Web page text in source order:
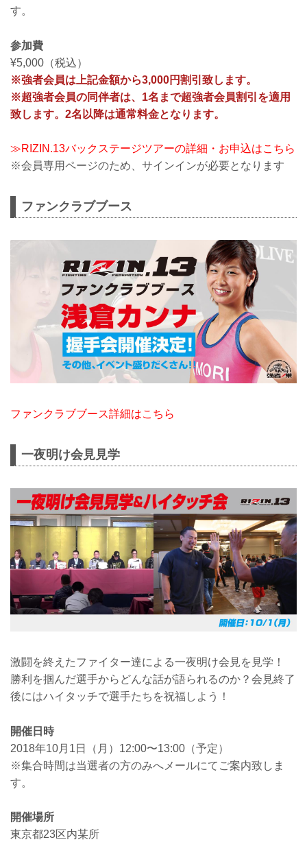
す。
参加費
¥5,000（税込）
※強者会員は上記金額から3,000円割引致します。
※超強者会員の同伴者は、1名まで超強者会員割引を適用
致します。2名以降は通常料金となります。
≫RIZIN.13バックステージツアーの詳細・お申込はこちら
※会員専用ページのため、サインインが必要となります
ファンクラブブース
ファンクラブブース詳細はこちら
一夜明け会見見学
激闘を終えたファイター達による一夜明け会見を見学！
勝利を掴んだ選手からどんな話が語られるのか？会見終了
後にはハイタッチで選手たちを祝福しよう！
開催日時
2018年10月1日（月）12:00〜13:00（予定）
※集合時間は当選者の方のみへメールにてご案内致しま
す。
開催場所
東京都23区内某所